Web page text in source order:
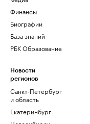
Финансы
Биографии
База знаний
РБК Образование
Новости
регионов
Санкт-Петербург
и область
Екатеринбург